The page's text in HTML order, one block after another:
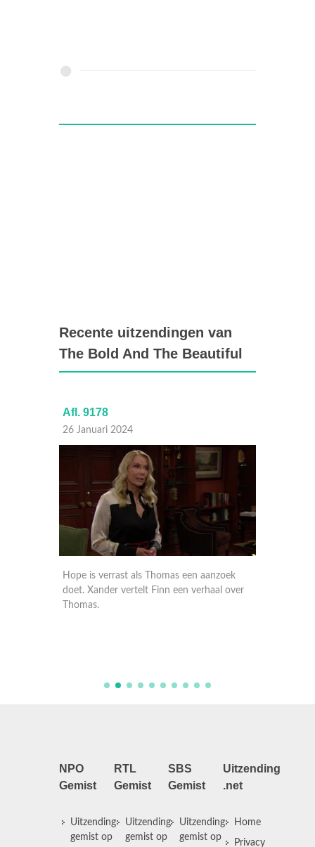
Recente uitzendingen van
The Bold And The Beautiful
Afl. 9178
26 Januari 2024
Hope is verrast als Thomas een aanzoek
doet. Xander vertelt Finn een verhaal over
Thomas.
NPO
Gemist
Uitzending
gemist op
RTL
Gemist
Uitzending
gemist op
SBS
Gemist
Uitzending
gemist op
Uitzending
.net
Home
Privacy